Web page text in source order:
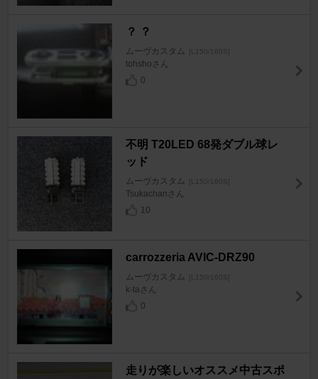
？ ？
ムーヴカスタム [L150/160S]
tohshoさん
0
不明 T20LED 68発ダブル球レ
ッド
ムーヴカスタム [L150/160S]
Tsukachanさん
10
carrozzeria AVIC-DRZ90
ムーヴカスタム [L150/160S]
k-taさん
0
走りが楽しいオススメ中古スポ